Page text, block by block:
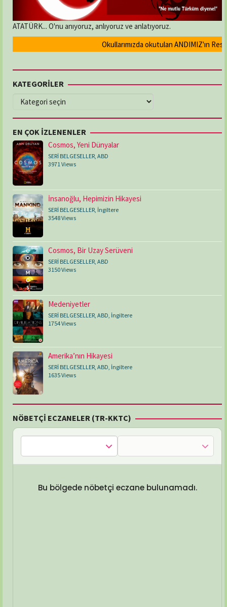
ATATÜRK... O'nu anıyoruz, anlıyoruz ve anlatıyoruz.
Okullarımızda okutulan ANDIMIZ'ın
KATEGORİLER
KATEGORİLER
EN ÇOK İZLENENLER
Cosmos, Yeni Dünyalar
SERİ BELGESELLER, ABD
3971 Views
İnsanoğlu, Hepimizin Hikayesi
SERİ BELGESELLER İngiltere
3548 Views
Cosmos, Bir Uzay Serüveni
SERİ BELGESELLER, ABD
3150 Views
Medeniyetler
SERİ BELGESELLER ABD İngiltere
1754 Views
Amerika’nın Hikayesi
SERİ BELGESELLER, ABD, İngiltere
1635 Views
NÖBETÇİ ECZANELER (TR-KKTC)
Bu bölgede nöbetçi eczane bulunamadı.